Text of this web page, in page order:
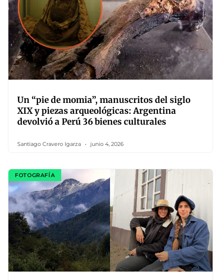
Un “pie de momia”, manuscritos del siglo
XIX y piezas arqueológicas: Argentina
devolvió a Perú 36 bienes culturales
Santiago Cravero Igarza junio 4, 2026
FOTOGRAFÍA